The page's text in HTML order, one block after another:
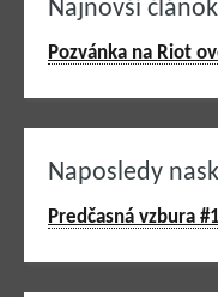
Najnovší
Pozvánka na Riot
Naposledy
Predčasná vzbura